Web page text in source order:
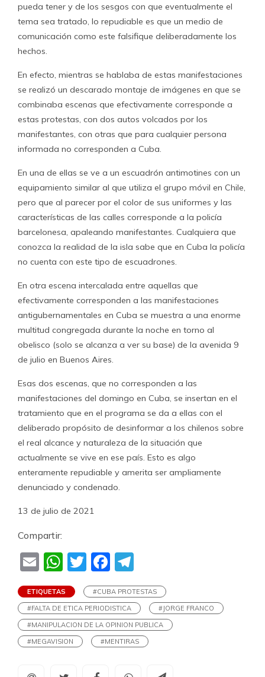
pueda tener y de los sesgos con que eventualmente el
tema sea tratado, lo repudiable es que un medio de
comunicación como este falsifique deliberadamente los
hechos.
En efecto, mientras se hablaba de estas manifestaciones
se realizó un descarado montaje de imágenes en que se
combinaba escenas que efectivamente corresponde a
estas protestas, con dos autos volcados por los
manifestantes, con otras que para cualquier persona
informada no corresponden a Cuba.
En una de ellas se ve a un escuadrón antimotines con un
equipamiento similar al que utiliza el grupo móvil en Chile,
pero que al parecer por el color de sus uniformes y las
características de las calles corresponde a la policía
barcelonesa, apaleando manifestantes. Cualquiera que
conozca la realidad de la isla sabe que en Cuba la policía
no cuenta con este tipo de escuadrones.
En otra escena intercalada entre aquellas que
efectivamente corresponden a las manifestaciones
antigubernamentales en Cuba se muestra a una enorme
multitud congregada durante la noche en torno al
obelisco (solo se alcanza a ver su base) de la avenida 9
de julio en Buenos Aires.
Esas dos escenas, que no corresponden a las
manifestaciones del domingo en Cuba, se insertan en el
tratamiento que en el programa se da a ellas con el
deliberado propósito de desinformar a los chilenos sobre
el real alcance y naturaleza de la situación que
actualmente se vive en ese país. Esto es algo
enteramente repudiable y amerita ser ampliamente
denunciado y condenado.
13 de julio de 2021
Compartir:
EmailWhatsApp
TwitterFacebook
ETIQUETAS
#CUBA PROTESTAS
#FALTA DE ETICA PERIODISTICA
#JORGE FRANCO
#MANIPULACION DE LA OPINION PUBLICA
#MEGAVISION
#MENTIRAS